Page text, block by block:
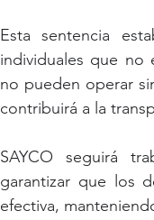
Esta sentencia
individuales que no
no pueden operar
contribuirá a la
SAYCO seguirá
garantizar que los
efectiva,